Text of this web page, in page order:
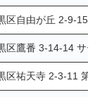
区自由が丘 2-9-15
区鷹番 3-14-14 サ
区祐天寺 2-3-11 第